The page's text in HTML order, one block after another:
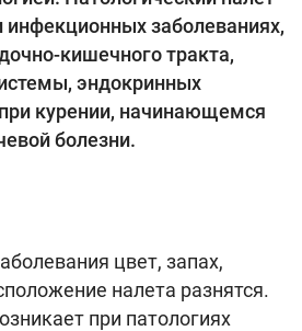
инфекционных заболеваниях,
кишечного тракта,
эндокринных
курении, начинающемся
болезни.
цвет, запах,
налета разнятся.
при патологиях